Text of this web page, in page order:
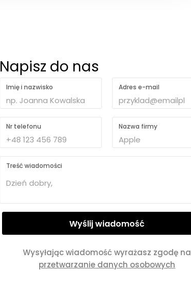
Napisz do nas
Imię i nazwisko Adres e-mail
Nr telefonu Nazwa firmy
Treść wiadomości
Wysyłając wiadomość wyrażasz zgodę na
przetwarzanie danych osobowych